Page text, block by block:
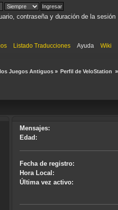
contraseña y duración de la sesión
Listado Traducciones Ayuda Wiki
Juegos Antiguos» Perfil de VeloStation »
Mensajes:
Edad:
Fecha de registro:
Hora Local:
Última vez activo: